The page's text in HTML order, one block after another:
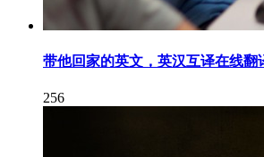
带他回家的英文，英汉互译在线翻
256